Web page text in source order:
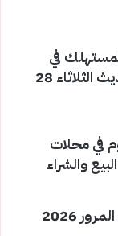
في
الأسواق المصرية.. تحديث الثلاثاء 28
في محلات
والشراء
الاستعلام عن مخالفات المرور 2026